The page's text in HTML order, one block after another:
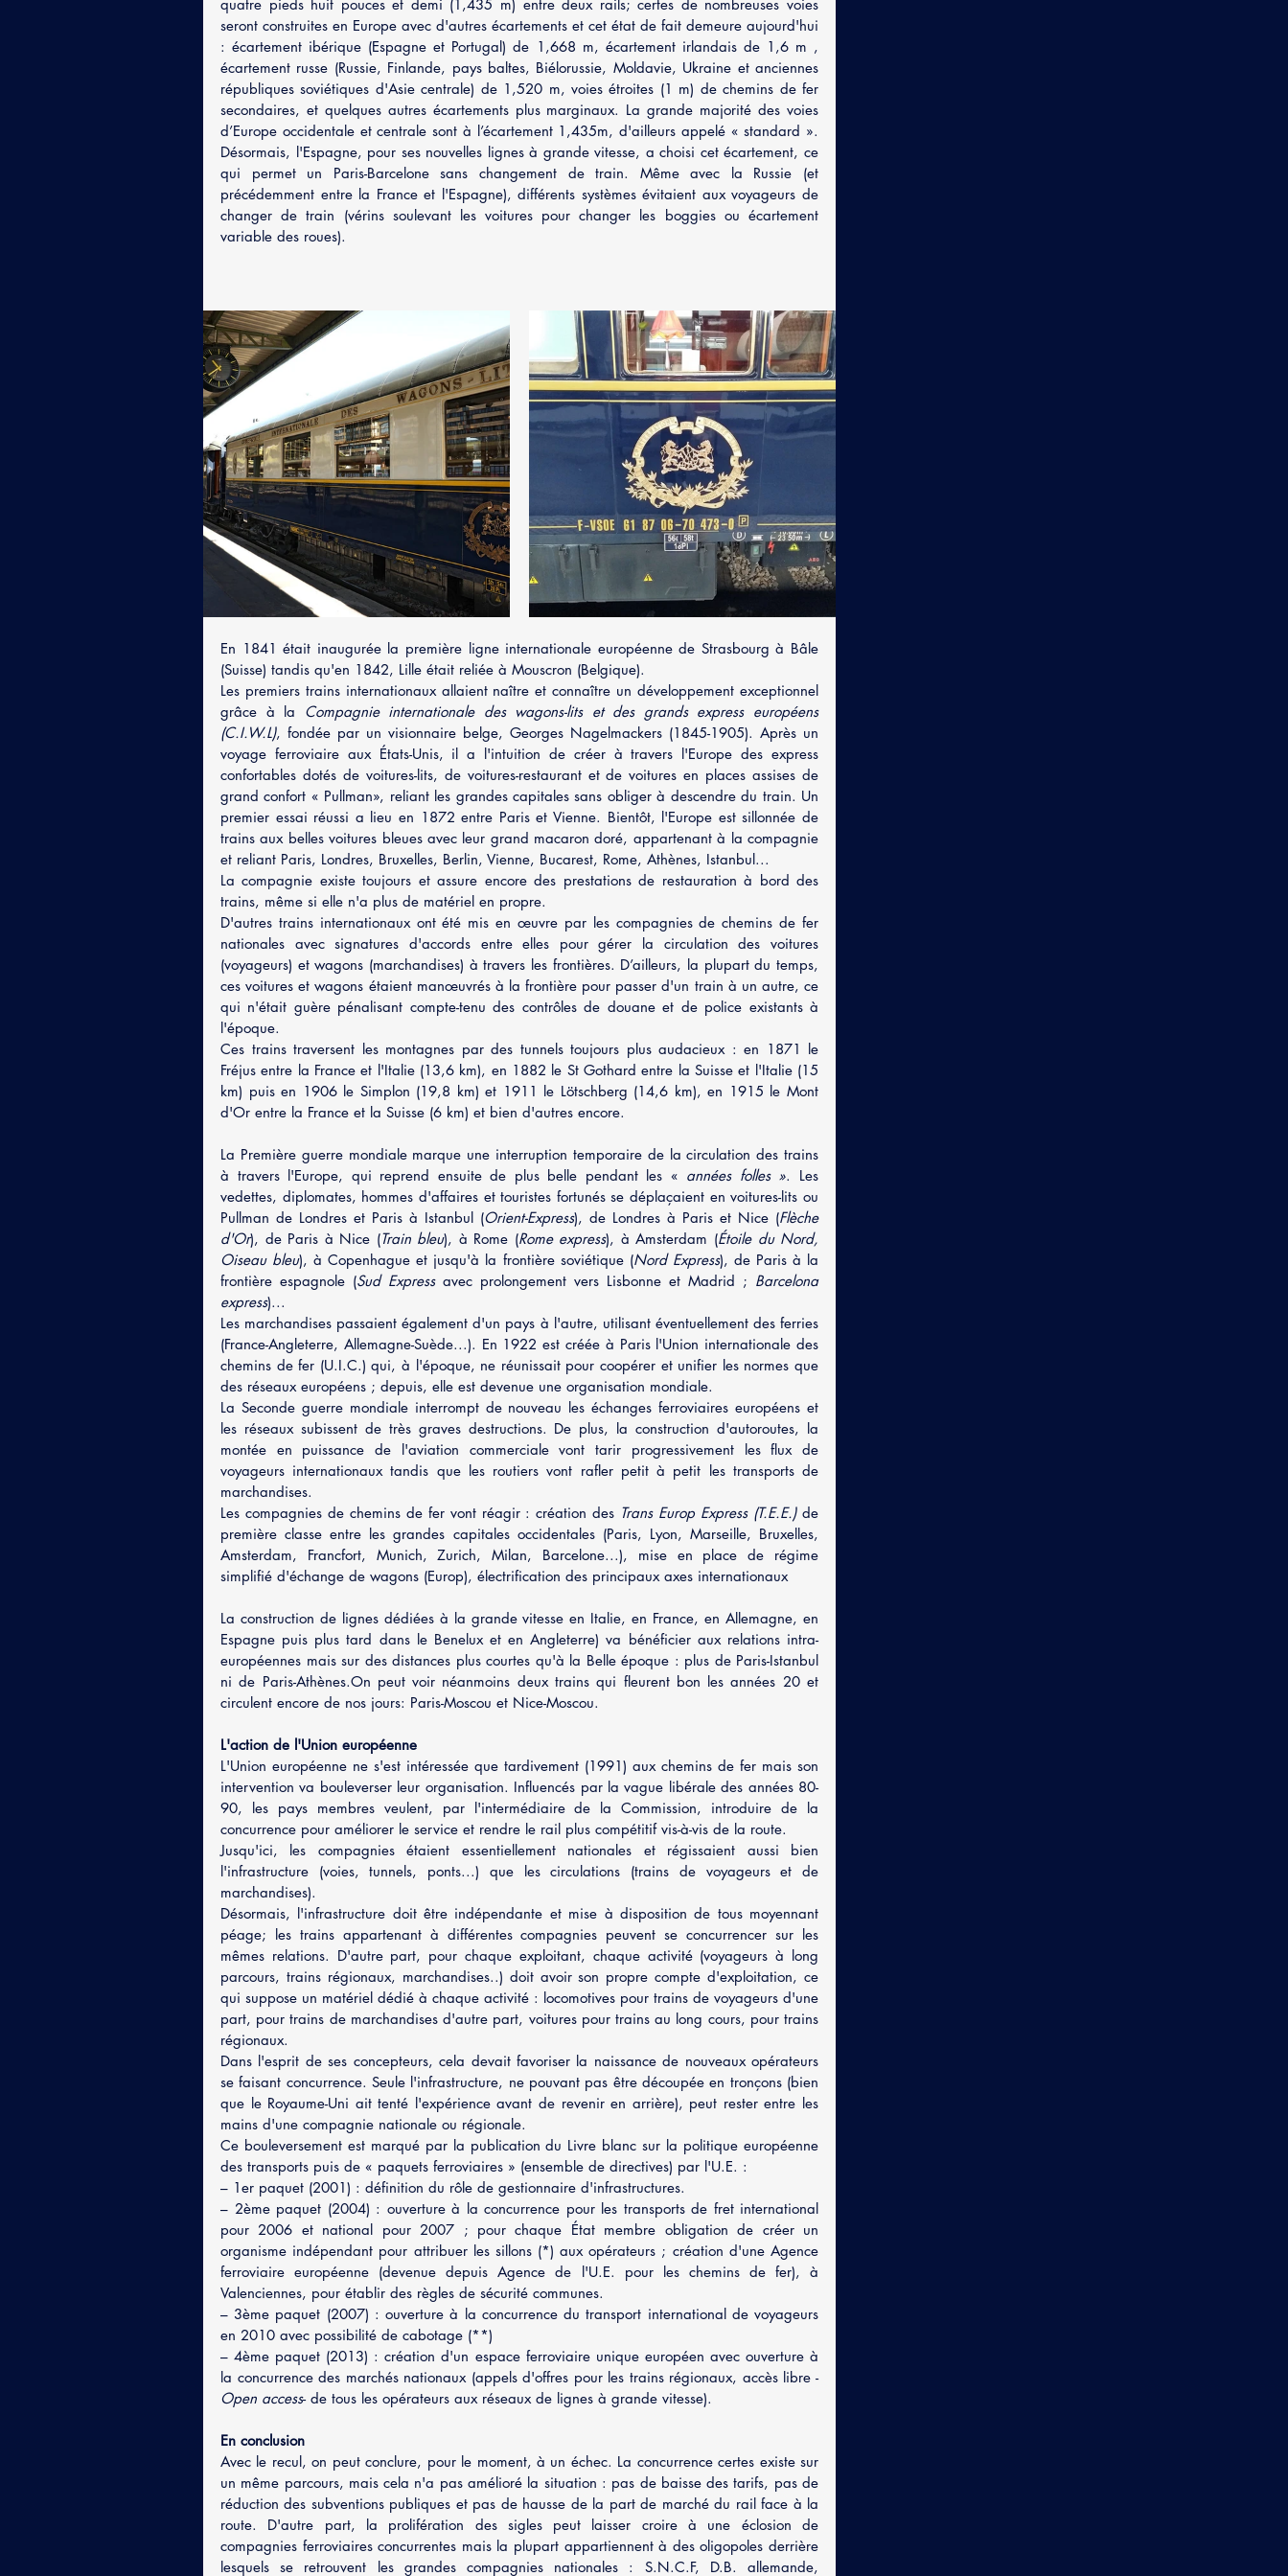
quatre pieds huit pouces et demi (1,435 m) entre deux rails; certes de nombreuses voies
seront construites en Europe avec d'autres écartements et cet état de fait demeure aujourd'hui
: écartement ibérique (Espagne et Portugal) de 1,668 m, écartement irlandais de 1,6 m ,
écartement russe (Russie, Finlande, pays baltes, Biélorussie, Moldavie, Ukraine et anciennes
républiques soviétiques d'Asie centrale) de 1,520 m, voies étroites (1 m) de chemins de fer
secondaires, et quelques autres écartements plus marginaux. La grande majorité des voies
d’Europe occidentale et centrale sont à l’écartement 1,435m, d'ailleurs appelé « standard ».
Désormais, l'Espagne, pour ses nouvelles lignes à grande vitesse, a choisi cet écartement, ce
qui permet un Paris-Barcelone sans changement de train. Même avec la Russie (et
précédemment entre la France et l'Espagne), différents systèmes évitaient aux voyageurs de
changer de train (vérins soulevant les voitures pour changer les boggies ou écartement
variable des roues).
En 1841 était inaugurée la première ligne internationale européenne de Strasbourg à Bâle
(Suisse) tandis qu'en 1842, Lille était reliée à Mouscron (Belgique).
Les premiers trains internationaux allaient naître et connaître un développement exceptionnel
grâce à la Compagnie internationale des wagons-lits et des grands express européens
(C.I.W.L), fondée par un visionnaire belge, Georges Nagelmackers (1845-1905). Après un
voyage ferroviaire aux États-Unis, il a l'intuition de créer à travers l'Europe des express
confortables dotés de voitures-lits, de voitures-restaurant et de voitures en places assises de
grand confort « Pullman», reliant les grandes capitales sans obliger à descendre du train. Un
premier essai réussi a lieu en 1872 entre Paris et Vienne. Bientôt, l'Europe est sillonnée de
trains aux belles voitures bleues avec leur grand macaron doré, appartenant à la compagnie
et reliant Paris, Londres, Bruxelles, Berlin, Vienne, Bucarest, Rome, Athènes, Istanbul...
La compagnie existe toujours et assure encore des prestations de restauration à bord des
trains, même si elle n'a plus de matériel en propre.
D'autres trains internationaux ont été mis en œuvre par les compagnies de chemins de fer
nationales avec signatures d'accords entre elles pour gérer la circulation des voitures
(voyageurs) et wagons (marchandises) à travers les frontières. D’ailleurs, la plupart du temps,
ces voitures et wagons étaient manœuvrés à la frontière pour passer d'un train à un autre, ce
qui n'était guère pénalisant compte-tenu des contrôles de douane et de police existants à
l'époque.
Ces trains traversent les montagnes par des tunnels toujours plus audacieux : en 1871 le
Fréjus entre la France et l'Italie (13,6 km), en 1882 le St Gothard entre la Suisse et l'Italie (15
km) puis en 1906 le Simplon (19,8 km) et 1911 le Lötschberg (14,6 km), en 1915 le Mont
d'Or entre la France et la Suisse (6 km) et bien d'autres encore.
La Première guerre mondiale marque une interruption temporaire de la circulation des trains
à travers l'Europe, qui reprend ensuite de plus belle pendant les « années folles ». Les
vedettes, diplomates, hommes d'affaires et touristes fortunés se déplaçaient en voitures-lits ou
Pullman de Londres et Paris à Istanbul (Orient-Express), de Londres à Paris et Nice (Flèche
d'Or), de Paris à Nice (Train bleu), à Rome (Rome express), à Amsterdam (Étoile du Nord,
Oiseau bleu), à Copenhague et jusqu'à la frontière soviétique (Nord Express), de Paris à la
frontière espagnole (Sud Express avec prolongement vers Lisbonne et Madrid ; Barcelona
express)...
Les marchandises passaient également d'un pays à l'autre, utilisant éventuellement des ferries
(France-Angleterre, Allemagne-Suède...). En 1922 est créée à Paris l'Union internationale des
chemins de fer (U.I.C.) qui, à l'époque, ne réunissait pour coopérer et unifier les normes que
des réseaux européens ; depuis, elle est devenue une organisation mondiale.
La Seconde guerre mondiale interrompt de nouveau les échanges ferroviaires européens et
les réseaux subissent de très graves destructions. De plus, la construction d'autoroutes, la
montée en puissance de l'aviation commerciale vont tarir progressivement les flux de
voyageurs internationaux tandis que les routiers vont rafler petit à petit les transports de
marchandises.
Les compagnies de chemins de fer vont réagir : création des Trans Europ Express (T.E.E.) de
première classe entre les grandes capitales occidentales (Paris, Lyon, Marseille, Bruxelles,
Amsterdam, Francfort, Munich, Zurich, Milan, Barcelone...), mise en place de régime
simplifié d'échange de wagons (Europ), électrification des principaux axes internationaux
La construction de lignes dédiées à la grande vitesse en Italie, en France, en Allemagne, en
Espagne puis plus tard dans le Benelux et en Angleterre) va bénéficier aux relations intra-
européennes mais sur des distances plus courtes qu'à la Belle époque : plus de Paris-Istanbul
ni de Paris-Athènes.On peut voir néanmoins deux trains qui fleurent bon les années 20 et
circulent encore de nos jours: Paris-Moscou et Nice-Moscou.
L'action de l'Union européenne
L'Union européenne ne s'est intéressée que tardivement (1991) aux chemins de fer mais son
intervention va bouleverser leur organisation. Influencés par la vague libérale des années 80-
90, les pays membres veulent, par l'intermédiaire de la Commission, introduire de la
concurrence pour améliorer le service et rendre le rail plus compétitif vis-à-vis de la route.
Jusqu'ici, les compagnies étaient essentiellement nationales et régissaient aussi bien
l'infrastructure (voies, tunnels, ponts...) que les circulations (trains de voyageurs et de
marchandises).
Désormais, l'infrastructure doit être indépendante et mise à disposition de tous moyennant
péage; les trains appartenant à différentes compagnies peuvent se concurrencer sur les
mêmes relations. D'autre part, pour chaque exploitant, chaque activité (voyageurs à long
parcours, trains régionaux, marchandises..) doit avoir son propre compte d'exploitation, ce
qui suppose un matériel dédié à chaque activité : locomotives pour trains de voyageurs d'une
part, pour trains de marchandises d'autre part, voitures pour trains au long cours, pour trains
régionaux.
Dans l'esprit de ses concepteurs, cela devait favoriser la naissance de nouveaux opérateurs
se faisant concurrence. Seule l'infrastructure, ne pouvant pas être découpée en tronçons (bien
que le Royaume-Uni ait tenté l'expérience avant de revenir en arrière), peut rester entre les
mains d'une compagnie nationale ou régionale.
Ce bouleversement est marqué par la publication du Livre blanc sur la politique européenne
des transports puis de « paquets ferroviaires » (ensemble de directives) par l'U.E. :
– 1er paquet (2001) : définition du rôle de gestionnaire d'infrastructures.
– 2ème paquet (2004) : ouverture à la concurrence pour les transports de fret international
pour 2006 et national pour 2007 ; pour chaque État membre obligation de créer un
organisme indépendant pour attribuer les sillons (*) aux opérateurs ; création d'une Agence
ferroviaire européenne (devenue depuis Agence de l'U.E. pour les chemins de fer), à
Valenciennes, pour établir des règles de sécurité communes.
– 3ème paquet (2007) : ouverture à la concurrence du transport international de voyageurs
en 2010 avec possibilité de cabotage (**)
– 4ème paquet (2013) : création d'un espace ferroviaire unique européen avec ouverture à
la concurrence des marchés nationaux (appels d'offres pour les trains régionaux, accès libre -
Open access- de tous les opérateurs aux réseaux de lignes à grande vitesse).
En conclusion
Avec le recul, on peut conclure, pour le moment, à un échec. La concurrence certes existe sur
un même parcours, mais cela n'a pas amélioré la situation : pas de baisse des tarifs, pas de
réduction des subventions publiques et pas de hausse de la part de marché du rail face à la
route. D'autre part, la prolifération des sigles peut laisser croire à une éclosion de
compagnies ferroviaires concurrentes mais la plupart appartiennent à des oligopoles derrière
lesquels se retrouvent les grandes compagnies nationales : S.N.C.F, D.B. allemande,